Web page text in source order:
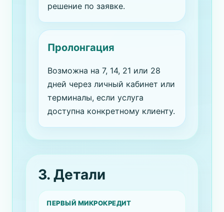
решение по заявке.
Пролонгация
Возможна на 7, 14, 21 или 28
дней через личный кабинет или
терминалы, если услуга
доступна конкретному клиенту.
3. Детали
ПЕРВЫЙ МИКРОКРЕДИТ